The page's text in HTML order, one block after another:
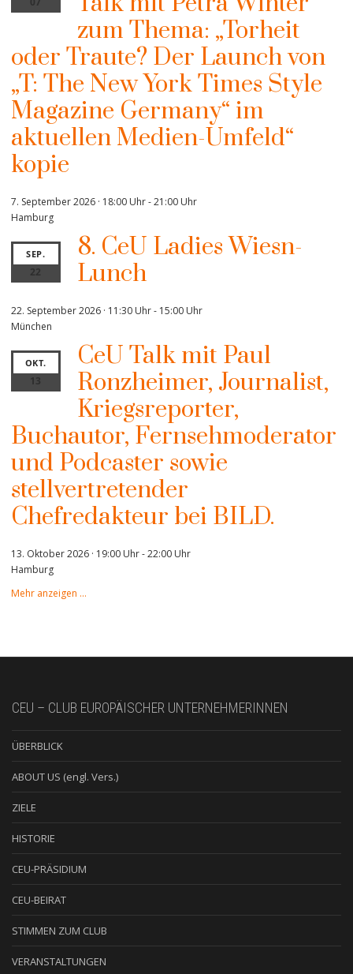
zum Thema: „Torheit
oder Traute? Der Launch von
„T: The New York Times Style
Magazine Germany“ im
aktuellen Medien-Umfeld“
kopie
7. September 2026 · 18:00 Uhr-21:00 Uhr
Hamburg
SEP.
22
8. CeU Ladies Wiesn-
Lunch
22. September 2026 · 11:30 Uhr- 15:00 Uhr
München
OKT.
13
CeU Talk mit Paul
Ronzheimer, Journalist,
Kriegsreporter,
Buchautor, Fernsehmoderator
und Podcaster sowie
stellvertretender
Chefredakteur bei BILD.
13. Oktober 2026 · 19:00 Uhr-22:00 Uhr
Hamburg
Mehr anzeigen …
CEU – CLUB EUROPÄISCHER UNTERNEHMERINNEN
ÜBERBLICK
ABOUT US (engl. Vers.)
ZIELE
HISTORIE
CEU-PRÄSIDIUM
CEU-BEIRAT
STIMMEN ZUM CLUB
VERANSTALTUNGEN